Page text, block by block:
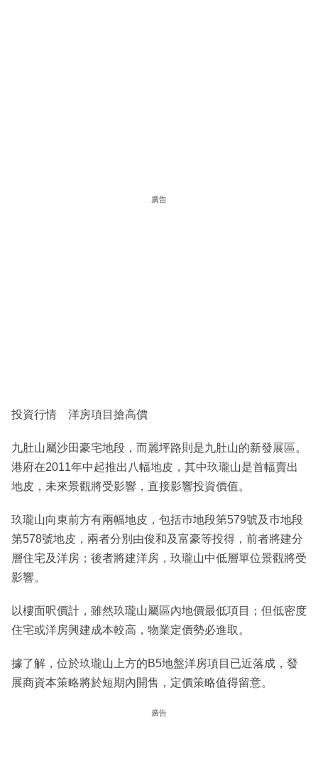
廣告
投資行情 洋房項目搶高價
九肚山屬沙田豪宅地段，而麗坪路則是九肚山的新發展區。
港府在2011年中起推出八幅地皮，其中玖瓏山是首幅賣出
地皮，未來景觀將受影響，直接影響投資價值。
玖瓏山向東前方有兩幅地皮，包括巿地段第579號及巿地段
第578號地皮，兩者分別由俊和及富豪等投得，前者將建分
層住宅及洋房；後者將建洋房，玖瓏山中低層單位景觀將受
影響。
以樓面呎價計，雖然玖瓏山屬區內地價最低項目；但低密度
住宅或洋房興建成本較高，物業定價勢必進取。
據了解，位於玖瓏山上方的B5地盤洋房項目已近落成，發
展商資本策略將於短期內開售，定價策略值得留意。
廣告